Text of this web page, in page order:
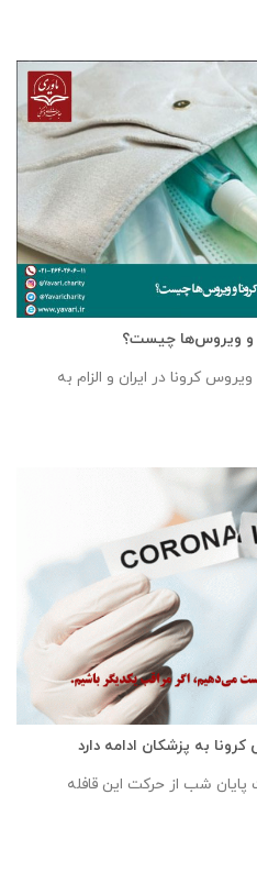
و ویروس‌‌ها چیست؟
کرونا در ایران و الزام به
به پزشکان ادامه دارد
شب از حرکت این قافله